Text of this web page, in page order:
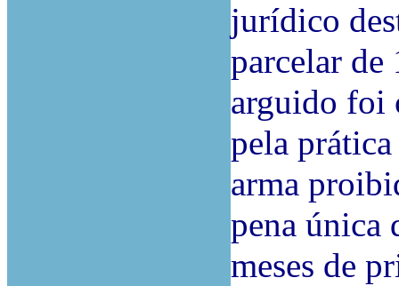
jurídico
parcelar de
arguido foi
pela
arma
pena única
meses de